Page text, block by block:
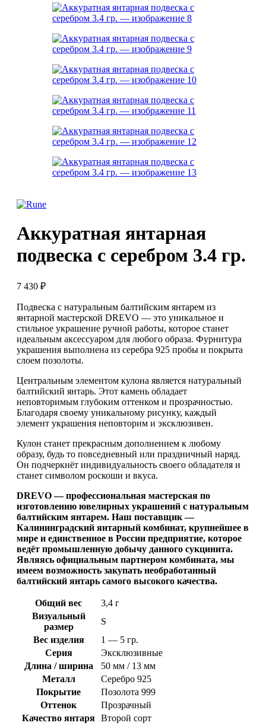
Аккуратная янтарная
подвеска с серебром 3.4 гр.
7 430 ₽
Подвеска с натуральным балтийским янтарем из
янтарной мастерской DREVO — это уникальное и
стильное украшение ручной работы, которое станет
идеальным аксессуаром для любого образа. Фурнитура
украшения выполнена из серебра 925 пробы и покрыта
слоем позолоты.
Центральным элементом кулона является натуральный
балтийский янтарь. Этот камень обладает
неповторимым глубоким оттенком и прозрачностью.
Благодаря своему уникальному рисунку, каждый
элемент украшения неповторим и эксклюзивен.
Кулон станет прекрасным дополнением к любому
образу, будь то повседневный или праздничный наряд.
Он подчеркнёт индивидуальность своего обладателя и
станет символом роскоши и вкуса.
DREVO — профессиональная мастерская по
изготовлению ювелирных украшений с натуральным
балтийским янтарем. Наш поставщик —
Калининградский янтарный комбинат, крупнейшее в
мире и единственное в России предприятие, которое
ведёт промышленную добычу данного сукцинита.
Являясь официальным партнером комбината, мы
имеем возможность закупать необработанный
балтийский янтарь самого высокого качества.
Общий вес
3,4 г
Визуальный
размер
S
Вес изделия
1 — 5 гр.
Серия
Эксклюзивные
Длина / ширина
50 мм / 13 мм
Металл
Серебро 925
Покрытие
Позолота 999
Оттенок
Прозрачный
Качество янтаря Второй сорт